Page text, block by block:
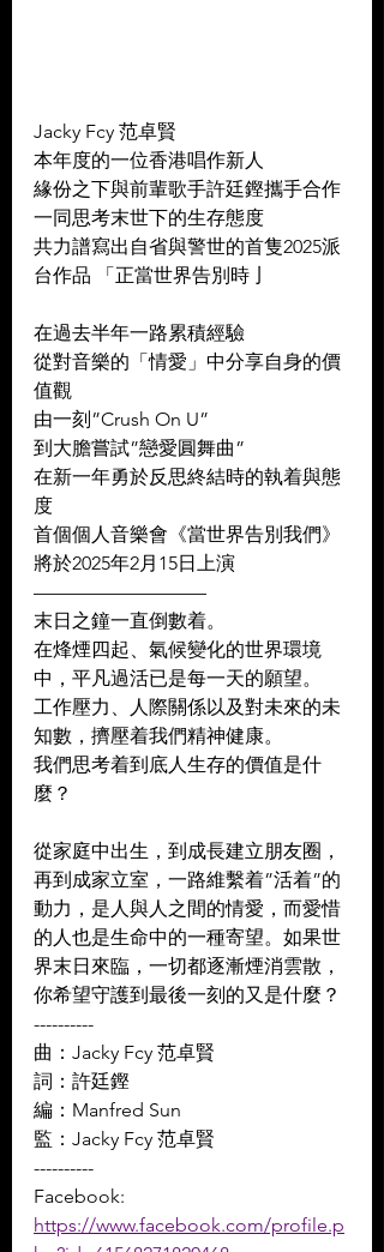
Jacky Fcy 范卓賢
本年度的一位香港唱作新人
緣份之下與前輩歌手許廷鏗攜手合作
一同思考末世下的生存態度
共力譜寫出自省與警世的首隻2025派
台作品 「正當世界告別時亅
在過去半年一路累積經驗
從對音樂的「情愛」中分享自身的價
值觀
由一刻”Crush On U”
到大膽嘗試”戀愛圓舞曲”
在新一年勇於反思終結時的執着與態
度
首個個人音樂會《當世界告別我們》
將於2025年2月15日上演
—————————
末日之鐘一直倒數着。
在烽煙四起、氣候變化的世界環境
中，平凡過活已是每一天的願望。
工作壓力、人際關係以及對未來的未
知數，擠壓着我們精神健康。
我們思考着到底人生存的價值是什
麼？
從家庭中出生，到成長建立朋友圈，
再到成家立室，一路維繫着”活着”的
動力，是人與人之間的情愛，而愛惜
的人也是生命中的一種寄望。如果世
界末日來臨，一切都逐漸煙消雲散，
你希望守護到最後一刻的又是什麼？
----------
曲：Jacky Fcy 范卓賢
詞：許廷鏗
編：Manfred Sun
監：Jacky Fcy 范卓賢
----------
Facebook:
https://www.facebook.com/profile.p